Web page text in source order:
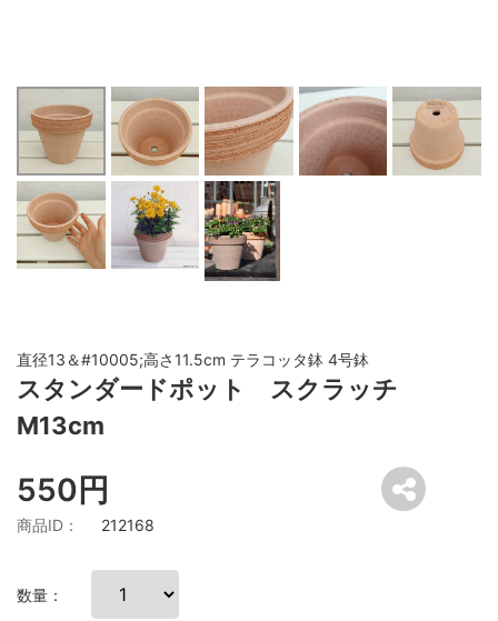
直径13＆#10005;高さ11.5cm テラコッタ鉢 4号鉢
スタンダードポット スクラッチ
M13cm
550円
商品ID： 212168
数量：